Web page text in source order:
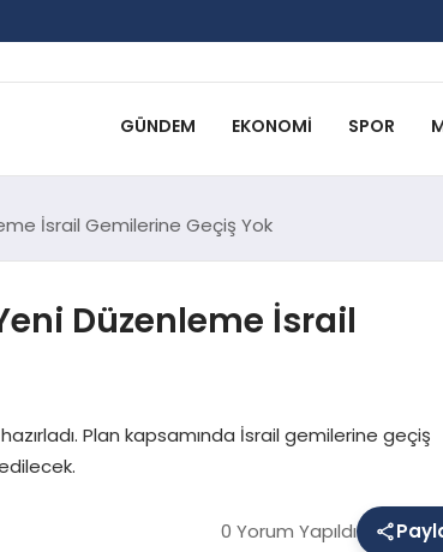
GÜNDEM EKONOMI SPOR
İsrail Gemilerine Geçiş Yok
Düzenleme İsrail
Plan kapsamında İsrail gemilerine geçiş
0 Yorum Yapıldı